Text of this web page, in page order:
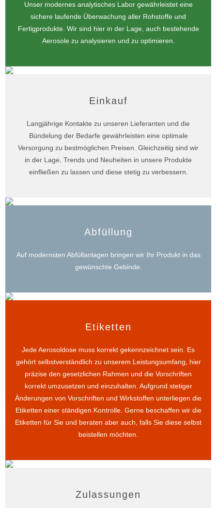
Unser modernes analytisches Labor gewährleistet eine
sichere laufende Überwachung aller Rohstoffe und
Fertigprodukte. Wir sind hier in der Lage, auch bestehende
Aerosole zu analysieren und zu optimieren.
Einkauf
Langjährige Kontakte zu unseren Lieferanten und die
Bündelung der Bedarfe gewährleisten eine optimale
Versorgung zu bestmöglichen Preisen. Gleichzeitig sind wir
in der Lage, Trends und Neuheiten in unsere Produkte
einfließen zu lassen und diese stetig zu verbessern.
Abfüllung
Auf modernsten Abfüllanlagen bringen wir Ihr Produkt in das
gewünschte Gebinde.
Etiketten
Jede Aerosoldose muss korrekt gekennzeichnet sein. Es
gehört selbstverständlich zu unserem Leistungsumfang, hier
präzise den gesetzlichen Rahmen und die Vorschriften
korrekt umzusetzen und einzuhalten. Aufgrund stetiger
Änderungen von Vorschriften und Wirkstoffen unterliegen die
Etiketten einer ständigen Kontrolle. Gerne beschaffen wir die
Etiketten für Sie und beraten aber auch, falls Sie diese selbst
beistellen möchten.
Zulassungen